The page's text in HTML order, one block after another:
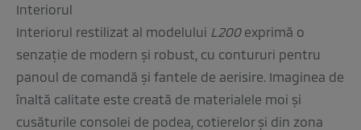
Interiorul
Interiorul restilizat al modelului L200exprimă o
senzaţie de modern şi robust, cu contururi pentru
panoul de comandă şi fantele de aerisire. Imaginea de
înaltă calitate este creată de materialele moi şi
cusăturile consolei de podea, cotierelor şi din zona